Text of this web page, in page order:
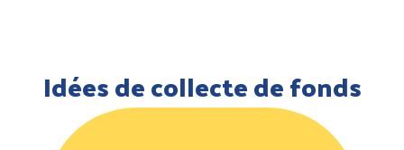
Idées de collecte de fonds